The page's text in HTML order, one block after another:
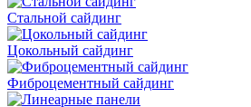
Стальной сайдинг
Цокольный сайдинг
Фиброцементный сайдинг